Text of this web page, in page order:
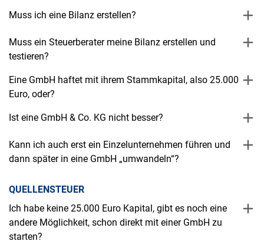
Muss ich eine Bilanz erstellen?
Muss ein Steuerberater meine Bilanz erstellen und
testieren?
Eine GmbH haftet mit ihrem Stammkapital, also 25.000
Euro, oder?
Ist eine GmbH & Co. KG nicht besser?
Kann ich auch erst ein Einzelunternehmen führen und
dann später in eine GmbH „umwandeln“?
QUELLENSTEUER
Ich habe keine 25.000 Euro Kapital, gibt es noch eine
andere Möglichkeit, schon direkt mit einer GmbH zu
starten?